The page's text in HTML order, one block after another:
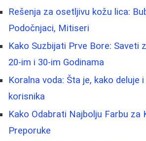
Rešenja za osetljivu kožu lica:
Podočnjaci, Mitiseri
Kako Suzbijati Prve Bore: Saveti
20-im i 30-im Godinama
Koralna voda: Šta je, kako deluje
korisnika
Kako Odabrati Najbolju Farbu za
Preporuke